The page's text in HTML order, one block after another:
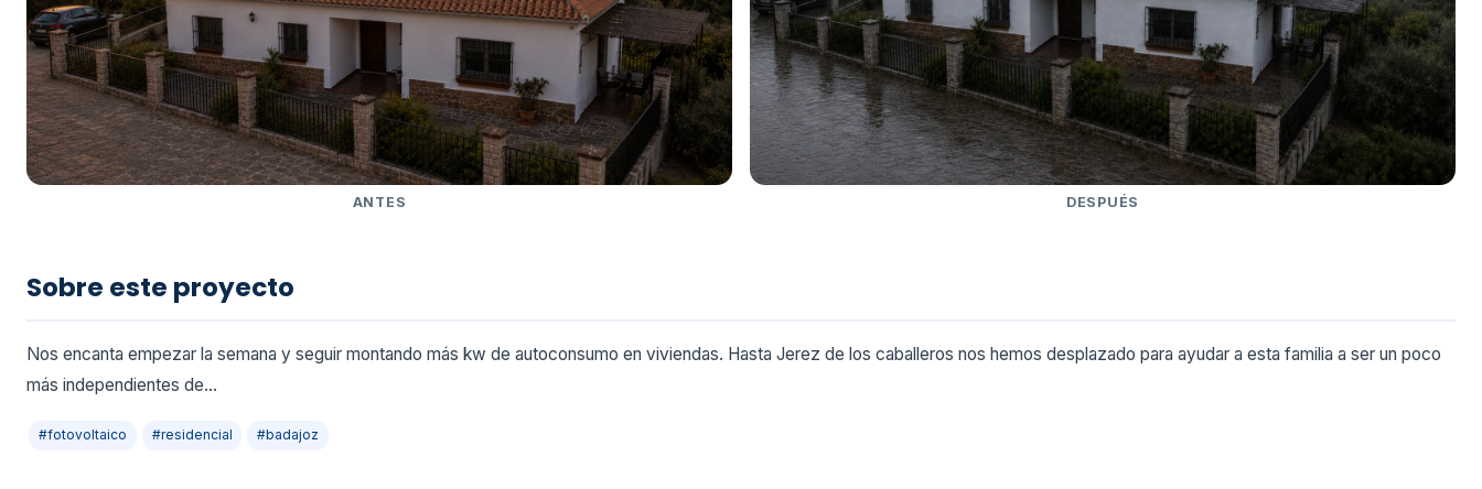
ANTES DESPUÉS
Sobre este proyecto
Nos encanta empezar la semana y seguir montando más kw de autoconsumo en viviendas. Hasta Jerez de los caballeros nos hemos desplazado para ayudar a esta familia a ser un poco
más independientes de...
#fotovoltaico #residencial #badajoz